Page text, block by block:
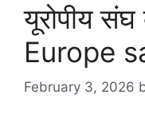
यूरोपीय संघ
Europe
February 3, 2026